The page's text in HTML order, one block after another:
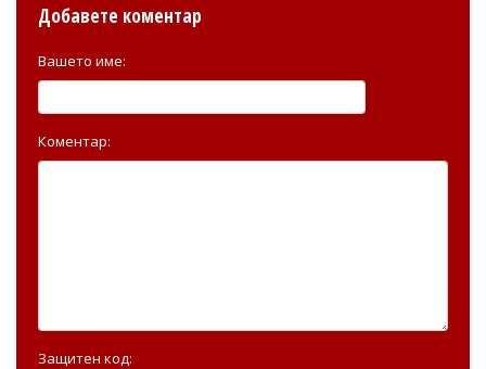
Добавете коментар
Вашето име:
Коментар:
Защитен код: